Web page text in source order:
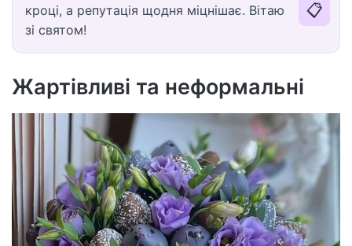
кроці, а репутація щодня міцнішає. Вітаю
зі святом!
📋
Жартівливі та неформальні